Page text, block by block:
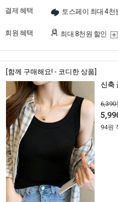
결제 혜택 토스페이 최대 4천
회원 혜택 최대 8천원 할인
[함께 구매해요! - 코디한 상품]
신축
6,390
94원